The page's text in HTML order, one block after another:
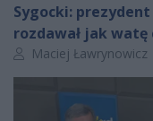
Sygocki:
rozdawał jak watę
Autor artykułu:
Maciej Ławrynowicz